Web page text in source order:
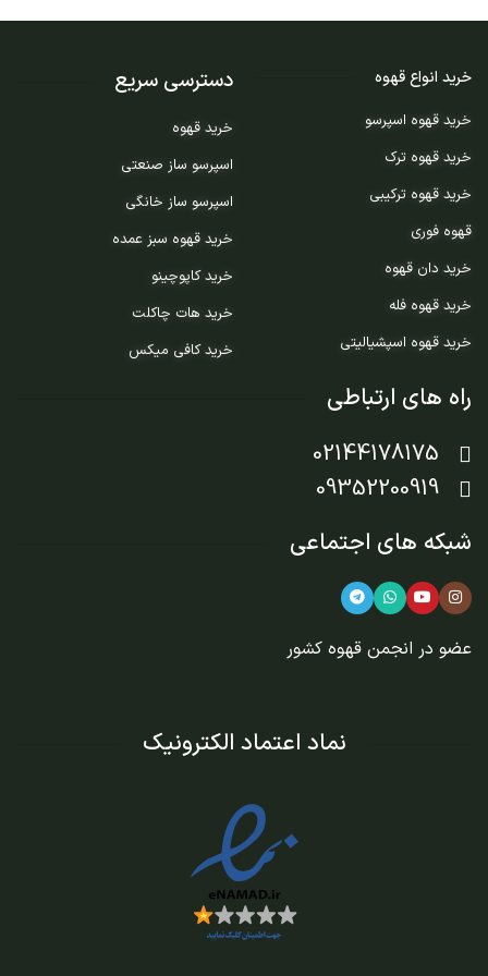
خرید انواع قهوه
خرید قهوه اسپرسو
خرید قهوه ترک
خرید قهوه ترکیبی
قهوه فوری
خرید دان قهوه
خرید قهوه فله
خرید قهوه اسپشیالیتی
دسترسی سریع
خرید قهوه
اسپرسو ساز صنعتی
اسپرسو ساز خانگی
خرید قهوه سبز عمده
خرید کاپوچینو
خرید هات چاکلت
خرید کافی میکس
راه های ارتباطی
02144178175
09352200919
شبکه های اجتماعی
عضو در انجمن قهوه کشور
نماد اعتماد الکترونیک